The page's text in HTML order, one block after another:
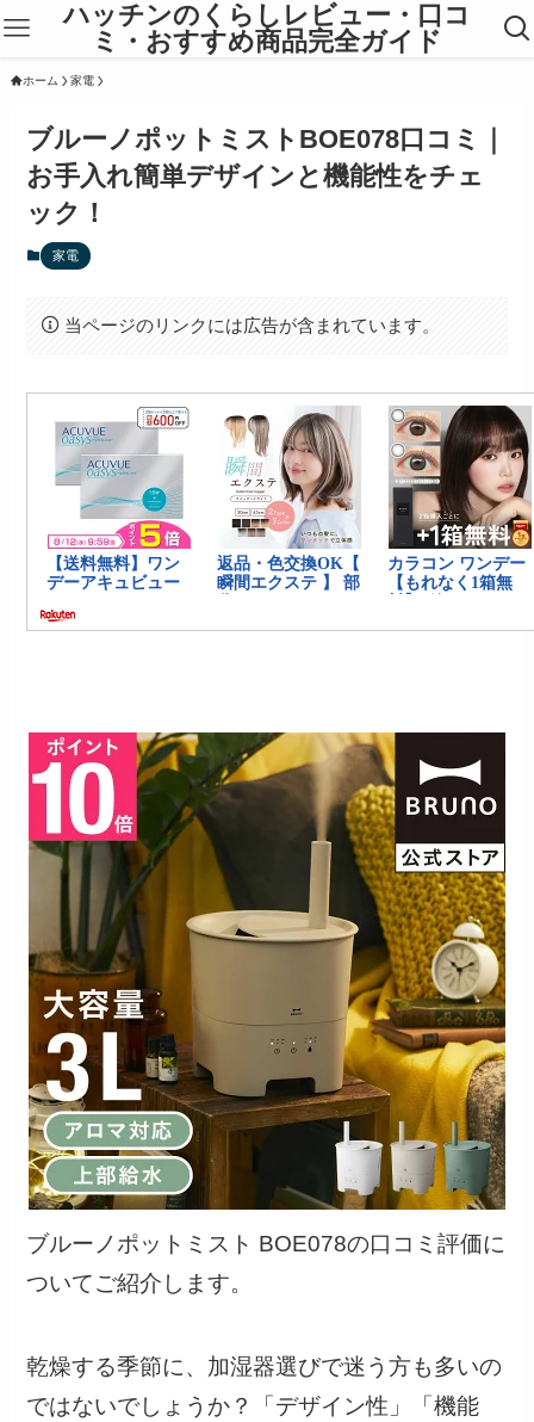
ハッチンのくらしレビュー・口コ
ミ・おすすめ商品完全ガイド
ホーム 家電
ブルーノポットミストBOE078口コミ｜
お手入れ簡単デザインと機能性をチェ
ック！
家電
当ページのリンクには広告が含まれています。
ブルーノポットミスト BOE078の口コミ評価に
ついてご紹介します。
乾燥する季節に、加湿器選びで迷う方も多いの
ではないでしょうか？「デザイン性」「機能